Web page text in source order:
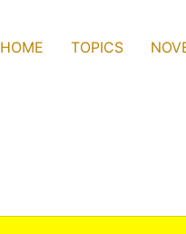
HOME TOPICS